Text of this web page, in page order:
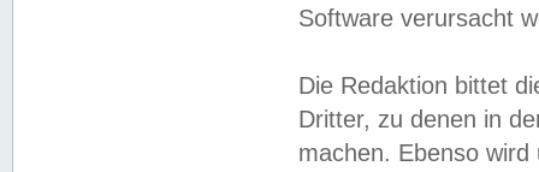
Software verursacht
Die Redaktion bittet
Dritter, zu denen in
machen. Ebenso